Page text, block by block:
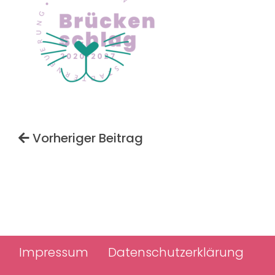
Vorheriger Beitrag
Impressum
Datenschutzerklärung